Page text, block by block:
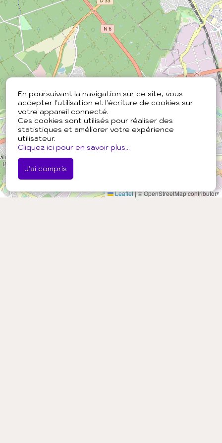
En poursuivant la navigation sur ce site, vous
accepter l'utilisation et l'écriture de cookies sur
votre appareil connecté.
Ces cookies sont utilisés pour réaliser des
statistiques et améliorer votre expérience
utilisateur.
Cliquez ici pour en savoir plus...
J'ai compris
Leaflet|© OpenStreetMap contributors